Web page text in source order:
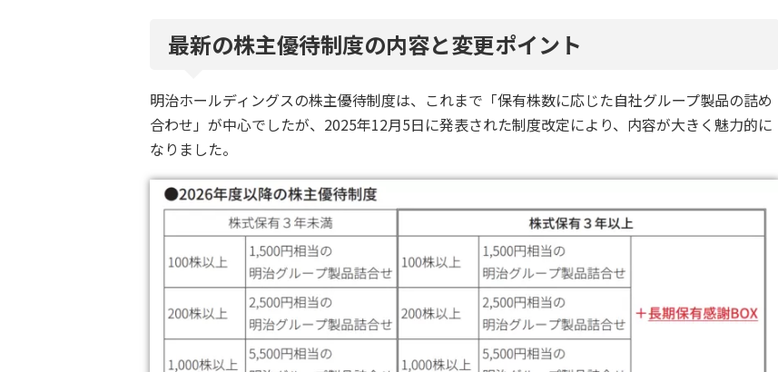
最新の株主優待制度の内容と変更ポイント
明治ホールディングスの株主優待制度は、これまで「保有株数に応じた自社グループ製品の詰め
合わせ」が中心でしたが、2025年12月5日に発表された制度改定により、内容が大きく魅力的に
なりました。